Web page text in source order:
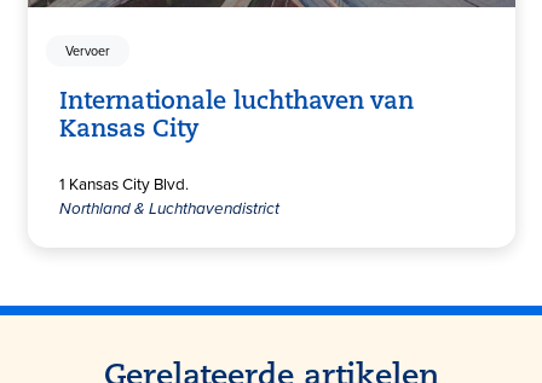
Vervoer
Internationale luchthaven van
Kansas City
1 Kansas City Blvd.
Northland & Luchthavendistrict